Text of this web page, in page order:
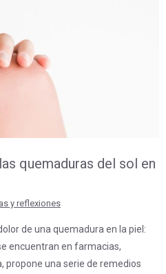
quemaduras del sol en
y reflexiones
de una quemadura en la piel:
encuentran en farmacias,
propone una serie de remedios